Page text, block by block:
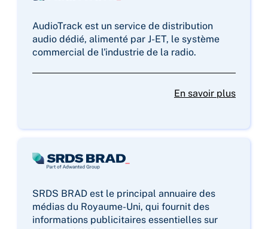
AudioTrack est un service de distribution
audio dédié, alimenté par J-ET, le système
commercial de l'industrie de la radio.
En savoir plus
SRDS BRAD est le principal annuaire des
médias du Royaume-Uni, qui fournit des
informations publicitaires essentielles sur